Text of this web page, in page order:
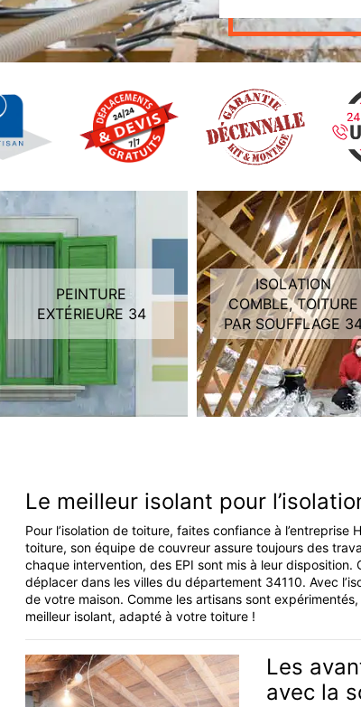
PEINTURE
EXTÉRIEURE 34
ISOLATION
COMBLE, TOITURE
PAR SOUFFLAGE
Le meilleur isolant pour
Pour l’isolation de toiture, faites confiance à
toiture, son équipe de couvreur assure toujours des
chaque intervention, des EPI sont mis à leur
déplacer dans les villes du département 34110. Avec
de votre maison. Comme les artisans sont
meilleur isolant, adapté à votre toiture !
Les
avec la